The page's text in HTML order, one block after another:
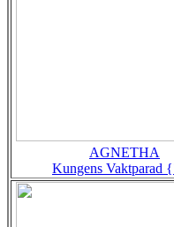
AGNETHA
Kungens Vaktparad